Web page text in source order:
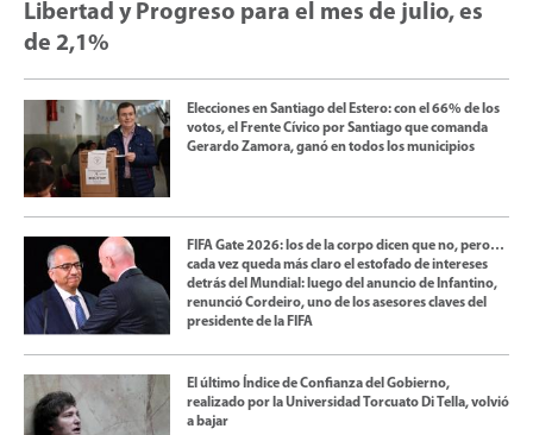
Libertad y Progreso para el mes de julio, es
de 2,1%
Elecciones en Santiago del Estero: con el 66% de los
votos, el Frente Cívico por Santiago que comanda
Gerardo Zamora, ganó en todos los municipios
FIFA Gate 2026: los de la corpo dicen que no, pero…
cada vez queda más claro el estofado de intereses
detrás del Mundial: luego del anuncio de Infantino,
renunció Cordeiro, uno de los asesores claves del
presidente de la FIFA
El último Índice de Confianza del Gobierno,
realizado por la Universidad Torcuato Di Tella, volvió
a bajar